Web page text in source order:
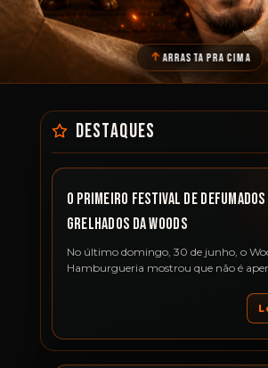
ARRASTA PRA CIMA
O Primeiro festival de defumados
grelhados da Woods
No último domingo, 30 de junho, o
Hamburgueria mostrou que não é